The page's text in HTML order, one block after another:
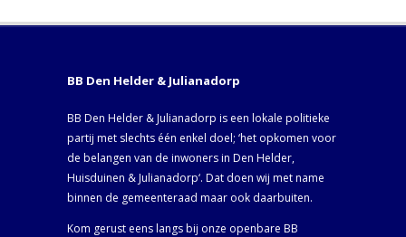
BB Den Helder & Julianadorp
BB Den Helder & Julianadorp is een lokale politieke
partij met slechts één enkel doel; ‘het opkomen voor
de belangen van de inwoners in Den Helder,
Huisduinen & Julianadorp‘. Dat doen wij met name
binnen de gemeenteraad maar ook daarbuiten.
Kom gerust eens langs bij onze openbare BB